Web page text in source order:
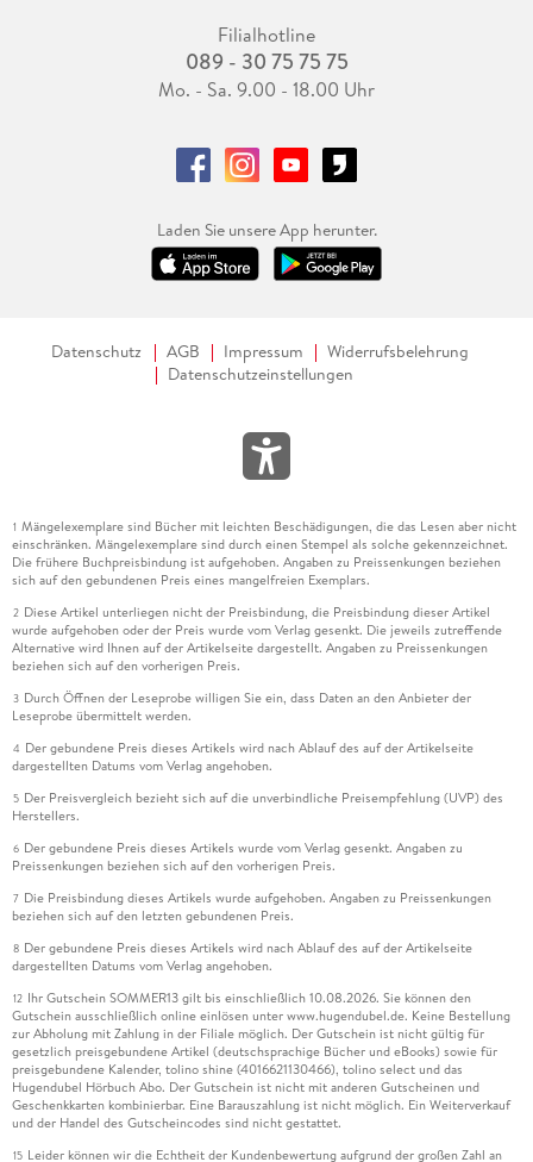
Filialhotline
089 - 30 75 75 75
Mo. - Sa. 9.00 - 18.00 Uhr
Laden Sie unsere App herunter.
Datenschutz AGB Impressum
Widerrufsbelehrung
Datenschutzeinstellungen
1 Mängelexemplare sind Bücher mit leichten Beschädigungen, die das Lesen aber nicht
einschränken. Mängelexemplare sind durch einen Stempel als solche gekennzeichnet.
Die frühere Buchpreisbindung ist aufgehoben. Angaben zu Preissenkungen beziehen
sich auf den gebundenen Preis eines mangelfreien Exemplars.
2 Diese Artikel unterliegen nicht der Preisbindung, die Preisbindung dieser Artikel
wurde aufgehoben oder der Preis wurde vom Verlag gesenkt. Die jeweils zutreffende
Alternative wird Ihnen auf der Artikelseite dargestellt. Angaben zu Preissenkungen
beziehen sich auf den vorherigen Preis.
3 Durch Öffnen der Leseprobe willigen Sie ein, dass Daten an den Anbieter der
Leseprobe übermittelt werden.
4 Der gebundene Preis dieses Artikels wird nach Ablauf des auf der Artikelseite
dargestellten Datums vom Verlag angehoben.
5 Der Preisvergleich bezieht sich auf die unverbindliche Preisempfehlung (UVP) des
Herstellers.
6 Der gebundene Preis dieses Artikels wurde vom Verlag gesenkt. Angaben zu
Preissenkungen beziehen sich auf den vorherigen Preis.
7 Die Preisbindung dieses Artikels wurde aufgehoben. Angaben zu Preissenkungen
beziehen sich auf den letzten gebundenen Preis.
8 Der gebundene Preis dieses Artikels wird nach Ablauf des auf der Artikelseite
dargestellten Datums vom Verlag angehoben.
12 Ihr Gutschein SOMMER13 gilt bis einschließlich 10.08.2026. Sie können den
Gutschein ausschließlich online einlösen unter www.hugendubel.de. Keine Bestellung
zur Abholung mit Zahlung in der Filiale möglich. Der Gutschein ist nicht gültig für
gesetzlich preisgebundene Artikel (deutschsprachige Bücher und eBooks) sowie für
preisgebundene Kalender, tolino shine (4016621130466), tolino select und das
Hugendubel Hörbuch Abo. Der Gutschein ist nicht mit anderen Gutscheinen und
Geschenkkarten kombinierbar. Eine Barauszahlung ist nicht möglich. Ein Weiterverkauf
und der Handel des Gutscheincodes sind nicht gestattet.
15 Leider können wir die Echtheit der Kundenbewertung aufgrund der großen Zahl an